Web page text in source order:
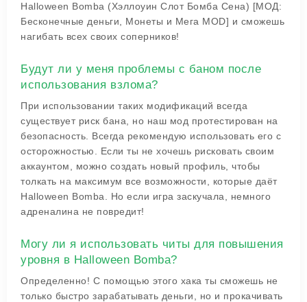
Halloween Bomba (Хэллоуин Слот Бомба Сена) [МОД:
Бесконечные деньги, Монеты и Мега MOD] и сможешь
нагибать всех своих соперников!
Будут ли у меня проблемы с баном после
использования взлома?
При использовании таких модификаций всегда
существует риск бана, но наш мод протестирован на
безопасность. Всегда рекомендую использовать его с
осторожностью. Если ты не хочешь рисковать своим
аккаунтом, можно создать новый профиль, чтобы
толкать на максимум все возможности, которые даёт
Halloween Bomba. Но если игра заскучала, немного
адреналина не повредит!
Могу ли я использовать читы для повышения
уровня в Halloween Bomba?
Определенно! С помощью этого хака ты сможешь не
только быстро зарабатывать деньги, но и прокачивать